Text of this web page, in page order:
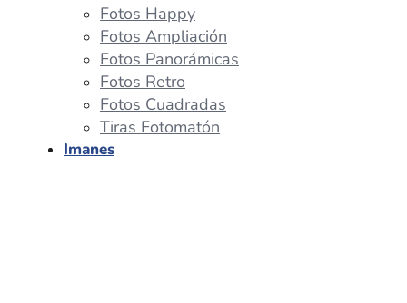
Fotos Happy
Fotos Ampliación
Fotos Panorámicas
Fotos Retro
Fotos Cuadradas
Tiras Fotomatón
Imanes